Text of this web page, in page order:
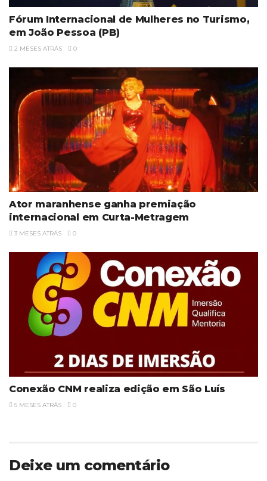
Fórum Internacional de Mulheres no Turismo,
em João Pessoa (PB)
2 MESES ATRÁS 0
Ator maranhense ganha premiação
internacional em Curta-Metragem
3 MESES ATRÁS 0
Conexão CNM realiza edição em São Luís
5 MESES ATRÁS 0
Deixe um comentário